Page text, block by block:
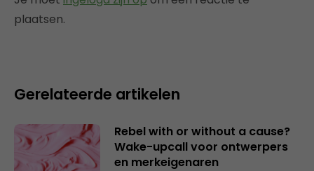
plaatsen.
Gerelateerde artikelen
Rebel with or without a cause?
Wake-upcall voor ontwerpers
en merkeigenaren